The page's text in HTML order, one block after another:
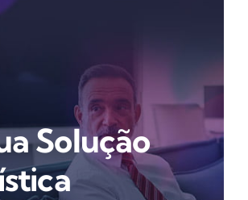
Solução